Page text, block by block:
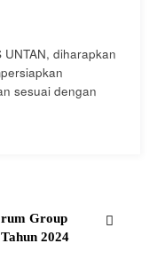
diharapkan
sesuai dengan
Group
2024